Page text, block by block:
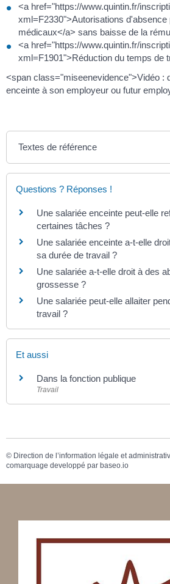
<a href="https://www.quintin.fr/
xml=F2330">Autorisations d'absence
médicaux</a> sans baisse de la
<a href="https://www.quintin.fr/
xml=F1901">Réduction du temps de
<span class="miseenevidence">Vidéo :
enceinte à son employeur ou futur
Textes de référence
Questions ? Réponses !
Une salariée enceinte peut-elle
certaines tâches ?
Une salariée enceinte a-t-elle
sa durée de travail ?
Une salariée a-t-elle droit à des
grossesse ?
Une salariée peut-elle allaiter
travail ?
Et aussi
Dans la fonction publique
Travail
© Direction de l’information légale et
comarquage developpé par baseo.io